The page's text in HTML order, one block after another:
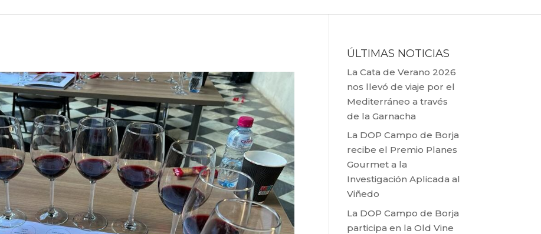
ÚLTIMAS NOTICIAS
La Cata de Verano 2026
nos llevó de viaje por el
Mediterráneo a través
de la Garnacha
La DOP Campo de Borja
recibe el Premio Planes
Gourmet a la
Investigación Aplicada al
Viñedo
La DOP Campo de Borja
participa en la Old Vine